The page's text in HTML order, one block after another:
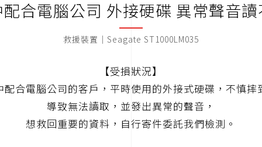
合電腦公司 外接硬碟 異常聲音讀
救援裝置｜Seagate ST1000LM035
【受損狀況】
配合電腦公司的客戶，平時使用的外接式硬碟，不慎摔
導致無法讀取，並發出異常的聲音，
想救回重要的資料，自行寄件委託我們檢測。